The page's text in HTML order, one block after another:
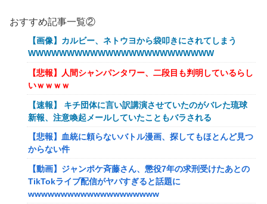
女性「20歳で一括購入したアルファード素敵！」←レンタカ
ーだろと批判殺到
女性「20歳で一括購入したアルファード素敵！」←レンタカ
ーだろと批判殺到
【えぇ…】シャインマスカット約200房を盗んだ男の自宅を
調べた結果ｗｗｗｗｗｗｗｗ
なぜ自民党批判だけは表現の自由ではないのか
【速報】tuki.(17)ちゃん、えちえち色白ボディを公開
wwwwwwwww
【ガンプラ】 もしRGでサブキャラガンダム出してくれると
おすすめ記事一覧②
【画像】カルビー、ネトウヨから袋叩きにされてしまう
WWWWWWWWWWWWWWWWWWWWWWWW
【悲報】人間シャンパンタワー、二段目も判明しているらし
いｗｗｗｗ
【速報】 キチ団体に言い訳講演させていたのがバレた琉球
新報、注意喚起メールしていたこともバラされる
【悲報】血統に頼らないバトル漫画、探してもほとんど見つ
からない件
【動画】ジャンポケ斉藤さん、懲役7年の求刑受けたあとの
TikTokライブ配信がヤバすぎると話題に
wwwwwwwwwwwwwwwwwwww